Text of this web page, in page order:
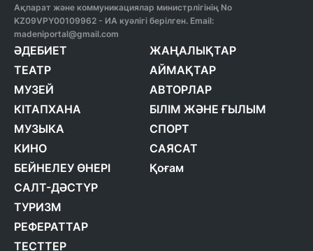
Ақпарат және коммуникациялар министрлігінің No
KZ09VPY00109962 - ИА куәлігі берілген. Email:
madeniportal@gmail.com
ӘДЕБИЕТ
ТЕАТР
МУЗЕЙ
КІТАПХАНА
МУЗЫКА
КИНО
БЕЙНЕЛЕУ ӨНЕРІ
САЛТ-ДӘСТҮР
ТУРИЗМ
РЕФЕРАТТАР
ТЕСТТЕР
ЖАҢАЛЫҚТАР
АЙМАҚТАР
АВТОРЛАР
БІЛІМ ЖӘНЕ ҒЫЛЫМ
СПОРТ
САЯСАТ
Қоғам